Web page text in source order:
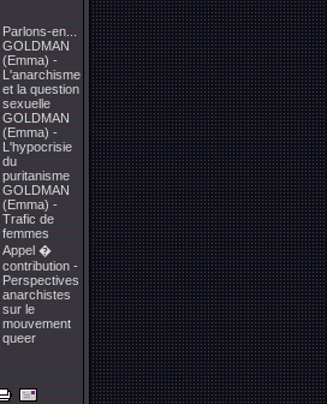
Parlons-en...
GOLDMAN
(Emma) -
L'anarchisme
et la question
sexuelle
GOLDMAN
(Emma) -
L'hypocrisie
du
puritanisme
GOLDMAN
(Emma) -
Trafic de
femmes
Appel �
contribution -
Perspectives
anarchistes
sur le
mouvement
queer